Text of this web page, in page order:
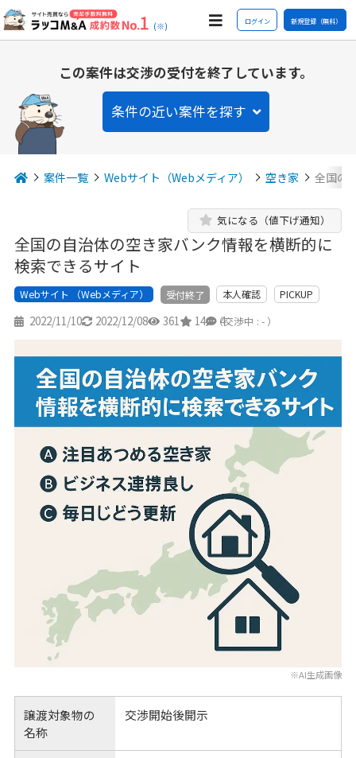
(※) ログイン 新規登録（無料）
この案件は交渉の受付を終了しています。
条件の近い案件を探す
案件一覧 Webサイト（Webメディア） 空き家 全国の
全国の自治体の空き家バンク情報を横断的に
検索できるサイト
気になる（値下げ通知）
Webサイト （Webメディア） 受付終了 本人確認 PICKUP
2022/11/10 2022/12/08 361 14 4
（交渉中 : - ）
※AI生成画像
譲渡対象物の
名称
交渉開始後開示